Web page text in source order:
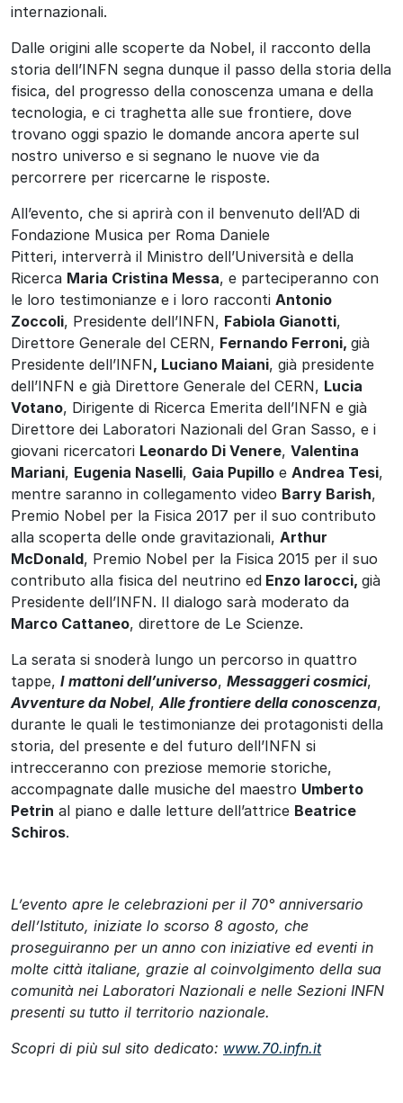
internazionali.
Dalle origini alle scoperte da Nobel, il racconto della
storia dell’INFN segna dunque il passo della storia della
fisica, del progresso della conoscenza umana e della
tecnologia, e ci traghetta alle sue frontiere, dove
trovano oggi spazio le domande ancora aperte sul
nostro universo e si segnano le nuove vie da
percorrere per ricercarne le risposte.
All’evento, che si aprirà con il benvenuto dell’AD di
Fondazione Musica per Roma Daniele
Pitteri, interverrà il Ministro dell’Università e della
Ricerca Maria Cristina Messa, e parteciperanno con
le loro testimonianze e i loro racconti Antonio
Zoccoli, Presidente dell’INFN, Fabiola Gianotti,
Direttore Generale del CERN, Fernando Ferroni, già
Presidente dell’INFN, Luciano Maiani, già presidente
dell’INFN e già Direttore Generale del CERN, Lucia
Votano, Dirigente di Ricerca Emerita dell’INFN e già
Direttore dei Laboratori Nazionali del Gran Sasso, e i
giovani ricercatori Leonardo Di Venere, Valentina
Mariani, Eugenia Naselli, Gaia Pupillo e Andrea Tesi,
mentre saranno in collegamento video Barry Barish,
Premio Nobel per la Fisica 2017 per il suo contributo
alla scoperta delle onde gravitazionali, Arthur
McDonald, Premio Nobel per la Fisica 2015 per il suo
contributo alla fisica del neutrino ed Enzo Iarocci, già
Presidente dell’INFN. Il dialogo sarà moderato da
Marco Cattaneo, direttore de Le Scienze.
La serata si snoderà lungo un percorso in quattro
tappe, I mattoni dell’universo, Messaggeri cosmici,
Avventure da Nobel, Alle frontiere della conoscenza,
durante le quali le testimonianze dei protagonisti della
storia, del presente e del futuro dell’INFN si
intrecceranno con preziose memorie storiche,
accompagnate dalle musiche del maestro Umberto
Petrin al piano e dalle letture dell’attrice Beatrice
Schiros.
L’evento apre le celebrazioni per il 70° anniversario
dell’Istituto, iniziate lo scorso 8 agosto, che
proseguiranno per un anno con iniziative ed eventi in
molte città italiane, grazie al coinvolgimento della sua
comunità nei Laboratori Nazionali e nelle Sezioni INFN
presenti su tutto il territorio nazionale.
Scopri di più sul sito dedicato: www.70.infn.it